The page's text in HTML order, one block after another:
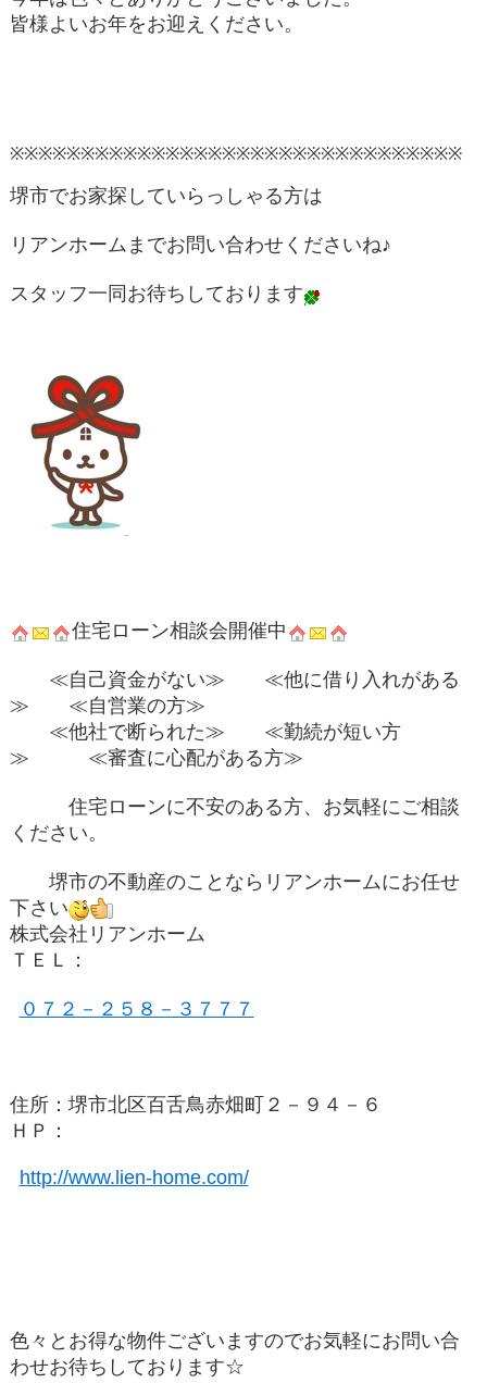
皆様よいお年をお迎えください。
※※※※※※※※※※※※※※※※※※※※※※※※※※※※※※※※
堺市でお家探していらっしゃる方は
リアンホームまでお問い合わせくださいね♪
スタッフ一同お待ちしております
住宅ローン相談会開催中
≪自己資金がない≫ ≪他に借り入れがある
≫ ≪自営業の方≫
≪他社で断られた≫ ≪勤続が短い方
≫ ≪審査に心配がある方≫
住宅ローンに不安のある方、お気軽にご相談
ください。
堺市の不動産のことならリアンホームにお任せ
下さい
株式会社リアンホーム
ＴＥＬ：
０７２－２５８－３７７７
住所：堺市北区百舌鳥赤畑町２－９４－６
ＨＰ：
http://www.lien-home.com/
色々とお得な物件ございますのでお気軽にお問い合
わせお待ちしております☆